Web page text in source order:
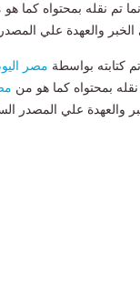
تم نقله بمحتواه كما
والعهدة علي
كتابته بواسطة مصر
نقله بمحتواه كما هو من
والعهدة علي المصدر